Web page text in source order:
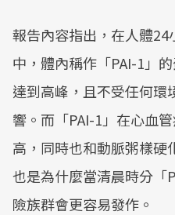
報告內容指出，在人體
中，體內稱作「PAI-1」
達到高峰，且不受任何環
響。而「PAI-1」在心血
高，同時也和動脈粥樣硬
也是為什麼當清晨時分「
險族群會更容易發作。